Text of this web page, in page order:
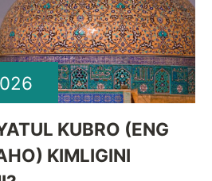
KUBRO (ENG
KIMLIGINI